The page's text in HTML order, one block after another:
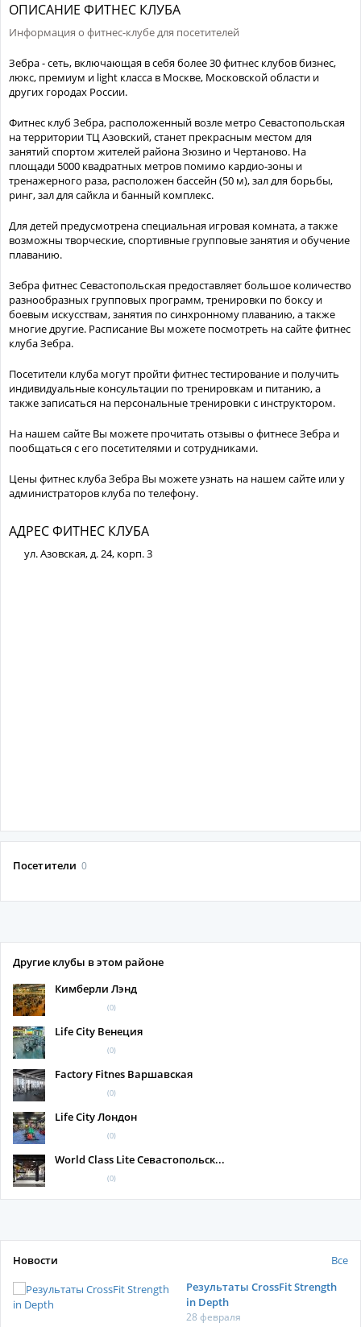
ОПИСАНИЕ ФИТНЕС КЛУБА
Информация о фитнес-клубе для посетителей
Зебра - сеть, включающая в себя более 30 фитнес клубов бизнес,
люкс, премиум и light класса в Москве, Московской области и
других городах России.
Фитнес клуб Зебра, расположенный возле метро Севастопольская
на территории ТЦ Азовский, станет прекрасным местом для
занятий спортом жителей района Зюзино и Чертаново. На
площади 5000 квадратных метров помимо кардио-зоны и
тренажерного раза, расположен бассейн (50 м), зал для борьбы,
ринг, зал для сайкла и банный комплекс.
Для детей предусмотрена специальная игровая комната, а также
возможны творческие, спортивные групповые занятия и обучение
плаванию.
Зебра фитнес Севастопольская предоставляет большое количество
разнообразных групповых программ, тренировки по боксу и
боевым искусствам, занятия по синхронному плаванию, а также
многие другие. Расписание Вы можете посмотреть на сайте фитнес
клуба Зебра.
Посетители клуба могут пройти фитнес тестирование и получить
индивидуальные консультации по тренировкам и питанию, а
также записаться на персональные тренировки с инструктором.
На нашем сайте Вы можете прочитать отзывы о фитнесе Зебра и
пообщаться с его посетителями и сотрудниками.
Цены фитнес клуба Зебра Вы можете узнать на нашем сайте или у
администраторов клуба по телефону.
АДРЕС ФИТНЕС КЛУБА
ул. Азовская, д. 24, корп. 3
Посетители 0
Другие клубы в этом районе
Кимберли Лэнд
(0)
Life City Венеция
(0)
Factory Fitnes Варшавская
(0)
Life City Лондон
(0)
World Class Lite Севастопольск...
(0)
Новости
Все
Результаты CrossFit Strength
in Depth
28 февраля